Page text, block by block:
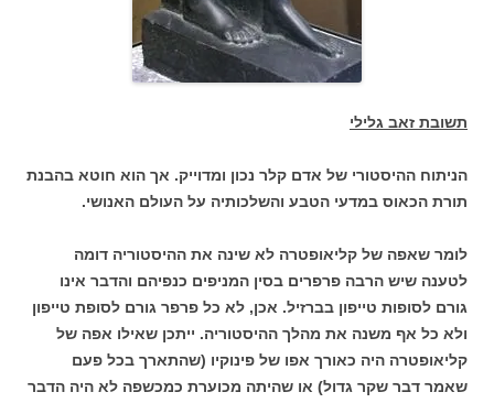
תשובת זאב גלילי
הניתוח ההיסטורי של אדם קלר נכון ומדוייק. אך הוא חוטא בהבנת
תורת הכאוס במדעי הטבע והשלכותיה על העולם האנושי.
לומר שאפה של קליאופטרה לא שינה את ההיסטוריה דומה
לטענה שיש הרבה פרפרים בסין המניפים כנפיהם והדבר אינו
גורם לסופות טייפון בברזיל. אכן, לא כל פרפר גורם לסופת טייפון
ולא כל אף משנה את מהלך ההיסטוריה. ייתכן שאילו אפה של
קליאופטרה היה כאורך אפו של פינוקיו (שהתארך בכל פעם
שאמר דבר שקר גדול) או שהיתה מכוערת כמכשפה לא היה הדבר